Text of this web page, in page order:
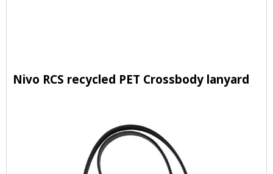
Nivo RCS recycled PET Crossbody lanyard